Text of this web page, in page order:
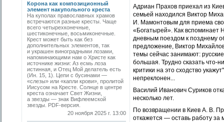
Корона как композиционный
элемент накупольного креста
На куполах православных храмов
встречаются разные кресты. Чаще
всего четырехконечные,
шестиконечные, восьмиконечные.
Крест может быть как без
дополнительных элементов, так
и украшен виноградными лозами,
напоминающими нам о Христе как
источнике жизни: Аз есмь лоза
истинная, и Отец Мой делатель есть
(Ин. 15, 1). Цепи с бусинами —
«слезы» или «капли крови», пролитой
Иисусом на Кресте. Солнце в центре
креста означает Свет Жизни,
а звезды — знак Вифлеемской
звезды. PDF-версия.
20 ноября 2025 г. 13:00
Адриан Прахов приехал из
семьей находился Виктор
И. Мамонтовым для приема
«Богатырей». Как вспоминает
дневным поездом к позднему
предложение, Виктор
темы сейчас занимают:
большая. Трудно сказать что-­
критики на это сходство
непреклонен...
Василий Иванович Суриков
несколько лет.
По возвращении в Киев А. В.
откажется — оставь работу за